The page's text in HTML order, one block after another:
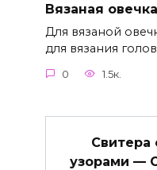
Вязаная
Для вязаной
для вязания
0 1.5к.
Свитера
узорами —